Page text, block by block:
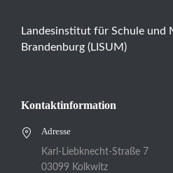
Landesinstitut für Schule und
Brandenburg (LISUM)
Kontaktinformation
Adresse
Karl-Liebknecht-Straße 7
03099 Kolkwitz